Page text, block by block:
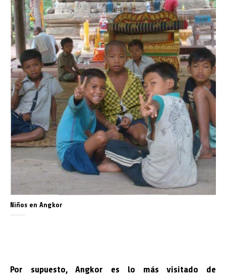
Niños en Angkor
Por supuesto, Angkor es lo más visitado de